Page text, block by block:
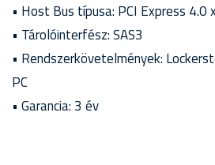
• Host Bus típusa: PCI Express 4.0
• Tárolóinterfész: SAS3
• Rendszerkövetelmények:
PC
• Garancia: 3 év